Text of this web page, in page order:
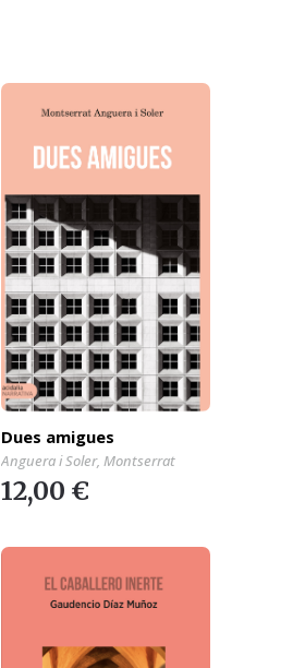
Dues amigues
Anguera i Soler, Montserrat
12,00 €